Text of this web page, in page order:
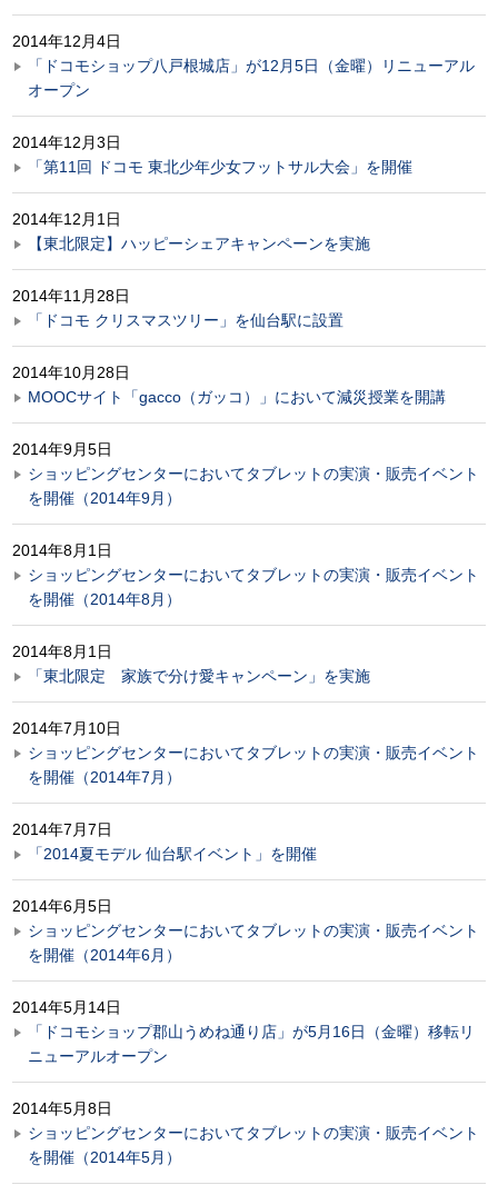
2014年12月4日
「ドコモショップ八戸根城店」が12月5日（金曜）リニューアル
オープン
2014年12月3日
「第11回 ドコモ 東北少年少女フットサル大会」を開催
2014年12月1日
【東北限定】ハッピーシェアキャンペーンを実施
2014年11月28日
「ドコモ クリスマスツリー」を仙台駅に設置
2014年10月28日
MOOCサイト「gacco（ガッコ）」において減災授業を開講
2014年9月5日
ショッピングセンターにおいてタブレットの実演・販売イベント
を開催（2014年9月）
2014年8月1日
ショッピングセンターにおいてタブレットの実演・販売イベント
を開催（2014年8月）
2014年8月1日
「東北限定 家族で分け愛キャンペーン」を実施
2014年7月10日
ショッピングセンターにおいてタブレットの実演・販売イベント
を開催（2014年7月）
2014年7月7日
「2014夏モデル 仙台駅イベント」を開催
2014年6月5日
ショッピングセンターにおいてタブレットの実演・販売イベント
を開催（2014年6月）
2014年5月14日
「ドコモショップ郡山うめね通り店」が5月16日（金曜）移転リ
ニューアルオープン
2014年5月8日
ショッピングセンターにおいてタブレットの実演・販売イベント
を開催（2014年5月）